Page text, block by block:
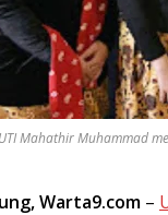
Mahathir Muhammad
Warta9.com –